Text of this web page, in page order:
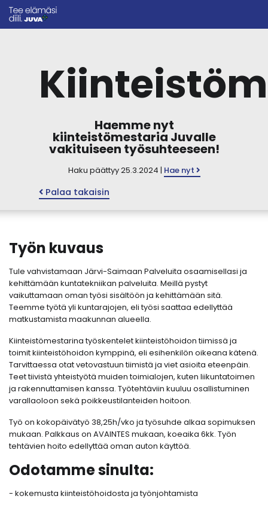
Haemme nyt
kiinteistömestaria Juvalle
vakituiseen työsuhteeseen!
Haku päättyy 25.3.2024 | Hae nyt
Palaa takaisin
Työn kuvaus
Tule vahvistamaan Järvi-Saimaan Palveluita osaamisellasi ja
kehittämään kuntatekniikan palveluita. Meillä pystyt
vaikuttamaan oman työsi sisältöön ja kehittämään sitä.
Teemme työtä yli kuntarajojen, eli työsi saattaa edellyttää
matkustamista maakunnan alueella.
Kiinteistömestarina työskentelet kiinteistöhoidon tiimissä ja
toimit kiinteistöhoidon kymppinä, eli esihenkilön oikeana kätenä.
Tarvittaessa otat vetovastuun tiimistä ja viet asioita eteenpäin.
Teet tiivistä yhteistyötä muiden toimialojen, kuten liikuntatoimen
ja rakennuttamisen kanssa. Työtehtäviin kuuluu osallistuminen
varallaoloon sekä poikkeustilanteiden hoitoon.
Työ on kokopäivätyö 38,25h/vko ja työsuhde alkaa sopimuksen
mukaan. Palkkaus on AVAINTES mukaan, koeaika 6kk. Työn
tehtävien hoito edellyttää oman auton käyttöä.
Odotamme sinulta:
- kokemusta kiinteistöhoidosta ja työnjohtamista